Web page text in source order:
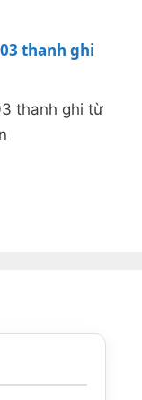
thanh ghi
thanh ghi từ